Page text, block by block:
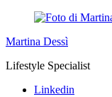
Martina Dessì
Lifestyle Specialist
Linkedin